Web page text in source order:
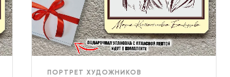
ПОРТРЕТ ХУДОЖНИКОВ